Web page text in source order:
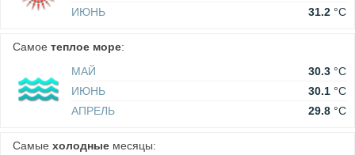
ИЮНЬ
31.2 °C
Самое теплое море:
МАЙ
30.3 °C
ИЮНЬ
30.1 °C
АПРЕЛЬ
29.8 °C
Самые холодные месяцы: